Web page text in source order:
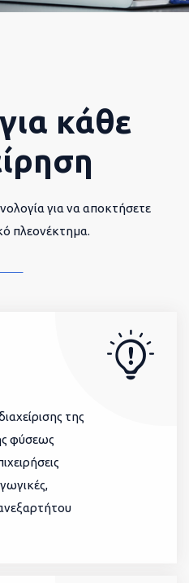
κάθε
για να αποκτήσετε
πλεονέκτημα.
της
φύσεως